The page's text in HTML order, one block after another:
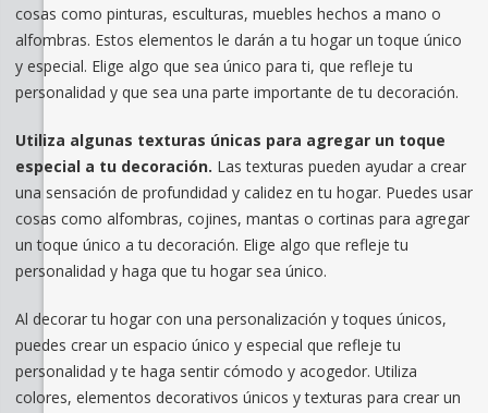
cosas como pinturas, esculturas, muebles hechos a mano o
alfombras. Estos elementos le darán a tu hogar un toque único
y especial. Elige algo que sea único para ti, que refleje tu
personalidad y que sea una parte importante de tu decoración.
Utiliza algunas texturas únicas para agregar un toque
especial a tu decoración. Las texturas pueden ayudar a crear
una sensación de profundidad y calidez en tu hogar. Puedes usar
cosas como alfombras, cojines, mantas o cortinas para agregar
un toque único a tu decoración. Elige algo que refleje tu
personalidad y haga que tu hogar sea único.
Al decorar tu hogar con una personalización y toques únicos,
puedes crear un espacio único y especial que refleje tu
personalidad y te haga sentir cómodo y acogedor. Utiliza
colores, elementos decorativos únicos y texturas para crear un